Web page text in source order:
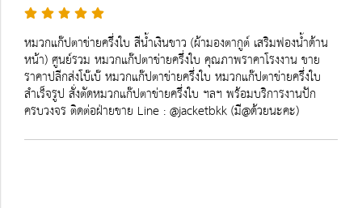
หมวกแก๊ปตาข่ายครึ่งใบ สีน้ำเงินขาว (ผ้ามองตากูต์ เสริมฟองน้ำด้าน
หน้า) ศูนย์รวม หมวกแก๊ปตาข่ายครึ่งใบ คุณภาพราคาโรงงาน ขาย
ราคาปลีกส่งโบ๊เบ๊ หมวกแก๊ปตาข่ายครึ่งใบ หมวกแก๊ปตาข่ายครึ่งใบ
สำเร็จรูป สั่งตัดหมวกแก๊ปตาข่ายครึ่งใบ ฯลฯ พร้อมบริการงานปัก
ครบวงจร ติดต่อฝ่ายขาย Line : @jacketbkk (มี@ด้วยนะคะ)